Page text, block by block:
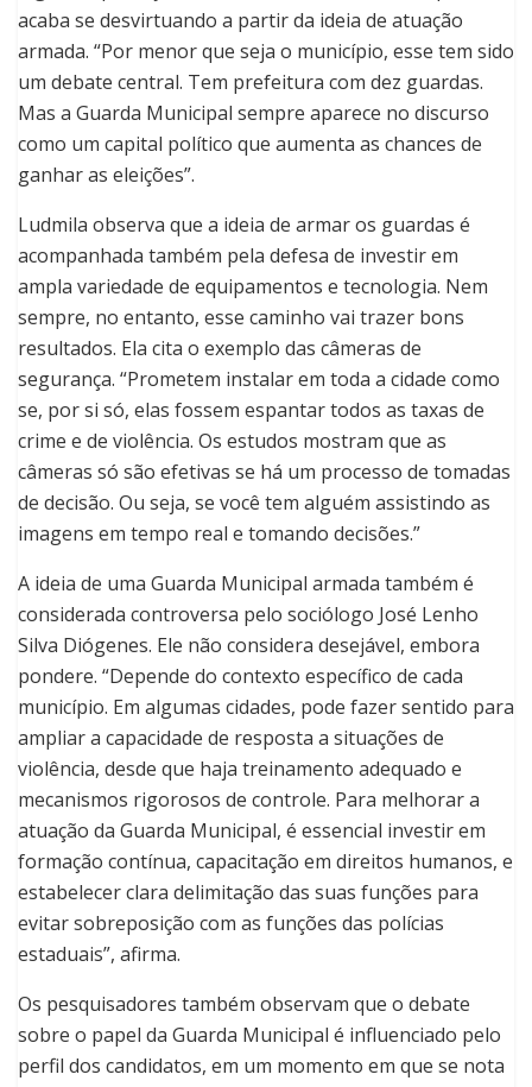
acaba se desvirtuando a partir da ideia de atuação
armada. “Por menor que seja o município, esse tem sido
um debate central. Tem prefeitura com dez guardas.
Mas a Guarda Municipal sempre aparece no discurso
como um capital político que aumenta as chances de
ganhar as eleições”.
Ludmila observa que a ideia de armar os guardas é
acompanhada também pela defesa de investir em
ampla variedade de equipamentos e tecnologia. Nem
sempre, no entanto, esse caminho vai trazer bons
resultados. Ela cita o exemplo das câmeras de
segurança. “Prometem instalar em toda a cidade como
se, por si só, elas fossem espantar todos as taxas de
crime e de violência. Os estudos mostram que as
câmeras só são efetivas se há um processo de tomadas
de decisão. Ou seja, se você tem alguém assistindo as
imagens em tempo real e tomando decisões.”
A ideia de uma Guarda Municipal armada também é
considerada controversa pelo sociólogo José Lenho
Silva Diógenes. Ele não considera desejável, embora
pondere. “Depende do contexto específico de cada
município. Em algumas cidades, pode fazer sentido para
ampliar a capacidade de resposta a situações de
violência, desde que haja treinamento adequado e
mecanismos rigorosos de controle. Para melhorar a
atuação da Guarda Municipal, é essencial investir em
formação contínua, capacitação em direitos humanos, e
estabelecer clara delimitação das suas funções para
evitar sobreposição com as funções das polícias
estaduais”, afirma.
Os pesquisadores também observam que o debate
sobre o papel da Guarda Municipal é influenciado pelo
perfil dos candidatos, em um momento em que se nota